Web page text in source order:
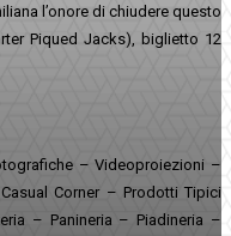
l’onore di chiudere questo
Piqued Jacks), biglietto 12
– Videoproiezioni –
Corner – Prodotti Tipici
– Panineria – Piadineria –